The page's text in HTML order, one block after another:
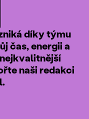
díky týmu
čas, energii a
naši redakci